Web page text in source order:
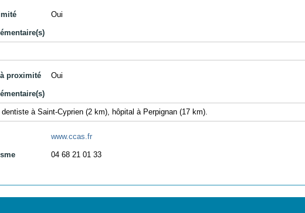
Oui
proximité Oui
à Saint-Cyprien (2 km), hôpital à Perpignan (17 km).
www.ccas.fr
04 68 21 01 33